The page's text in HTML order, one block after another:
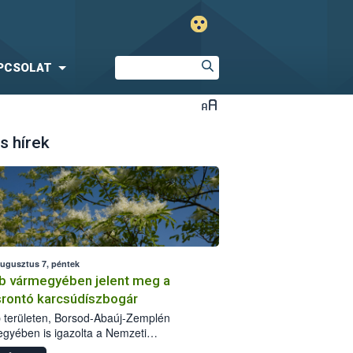
hírek
7, péntek
vármegyében jelent meg a
karcsúdíszbogár
területen, Borsod-Abaúj-Zemplén
is igazolta a Nemzeti
biztonsági Hivatal (Nébih) a